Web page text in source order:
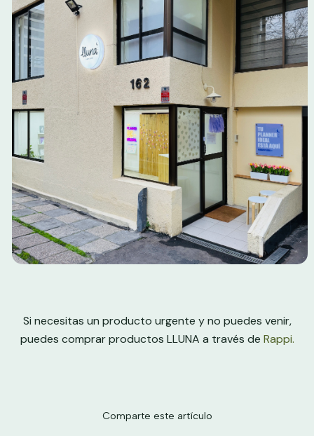
Si necesitas un producto urgente y no puedes venir,
puedes comprar productos LLUNA a través de Rappi.
Comparte este artículo